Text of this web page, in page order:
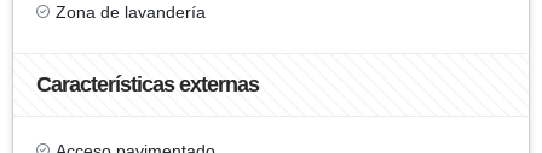
Zona de lavandería
Características externas